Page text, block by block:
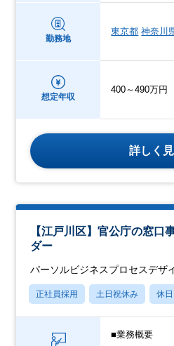
勤務地
東京都 神奈川
想定年収
400～490万円
詳しく
【江戸川区】官公庁の窓口
ダー
パーソルビジネスプロセスデザ
正社員採用 土日祝休み 休
■業務概要